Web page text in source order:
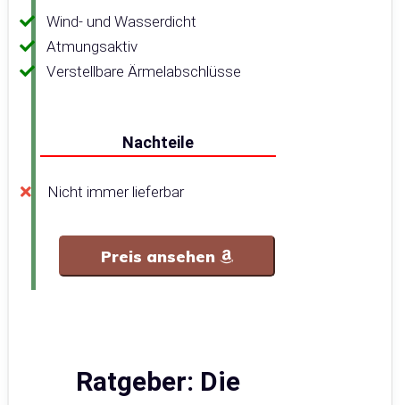
Wind- und Wasserdicht
Atmungsaktiv
Verstellbare Ärmelabschlüsse
Nachteile
Nicht immer lieferbar
Preis ansehen
Ratgeber: Die